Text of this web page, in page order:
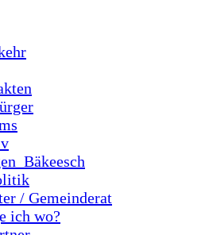
/ Gemeinderat
ich wo?